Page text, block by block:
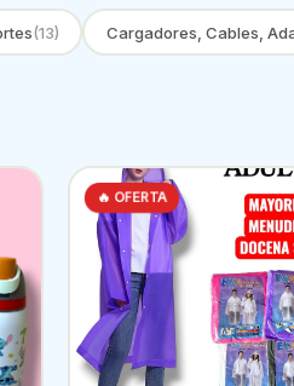
(13) Cargadores, Cables,
🔥 OFERTA